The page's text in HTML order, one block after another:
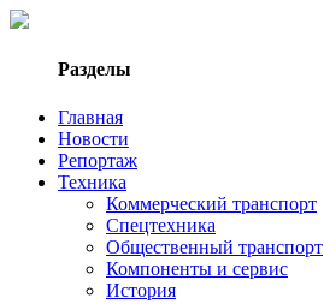
Разделы
Главная
Новости
Репортаж
Техника
Коммерческий транспорт
Спецтехника
Общественный транспорт
Компоненты и сервис
История